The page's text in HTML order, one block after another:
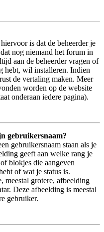
is dat de beheerder je
nog niemand het forum in
aan de beheerder vragen of
hebt, wil installeren. Indien
de vertaling maken. Meer
worden op de website
onderaan iedere pagina).
gebruikersnaam?
gebruikersnaam staan als je
geeft aan welke rang je
blokjes die aangeven
of wat je status is.
meestal grotere, afbeelding
Deze afbeelding is meestal
gebruiker.